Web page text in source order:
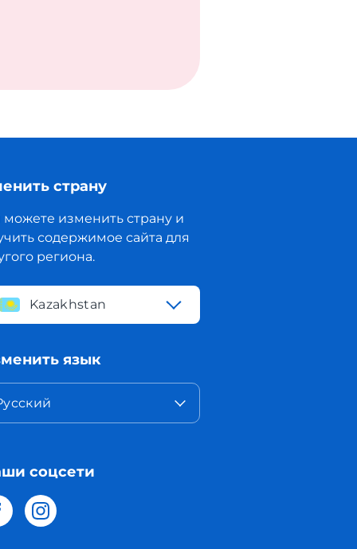
страну
изменить страну и
содержимое сайта для
региона.
Kazakhstan
язык
соцсети